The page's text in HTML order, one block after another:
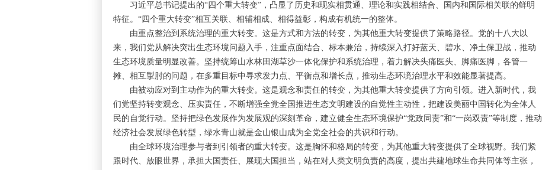
习近平总书记提出的“四个重大转变”，凸显了历史和现实相贯通、理论和实践相结合、国内和国际相关联的鲜明
特征。“四个重大转变”相互关联、相辅相成、相得益彰，构成有机统一的整体。
由重点整治到系统治理的重大转变。这是方式和方法的转变，为其他重大转变提供了策略路径。党的十八大以
来，我们党从解决突出生态环境问题入手，注重点面结合、标本兼治，持续深入打好蓝天、碧水、净土保卫战，推动
生态环境质量明显改善。坚持统筹山水林田湖草沙一体化保护和系统治理，着力解决头痛医头、脚痛医脚，各管一
摊、相互掣肘的问题，在多重目标中寻求发力点、平衡点和增长点，推动生态环境治理水平和效能显著提高。
由被动应对到主动作为的重大转变。这是观念和责任的转变，为其他重大转变提供了方向引领。进入新时代，我
们党坚持转变观念、压实责任，不断增强全党全国推进生态文明建设的自觉性主动性，把建设美丽中国转化为全体人
民的自觉行动。坚持把绿色发展作为发展观的深刻革命，建立健全生态环境保护“党政同责”和“一岗双责”等制度，推动
经济社会发展绿色转型，绿水青山就是金山银山成为全党全社会的共识和行动。
由全球环境治理参与者到引领者的重大转变。这是胸怀和格局的转变，为其他重大转变提供了全球视野。我们紧
跟时代、放眼世界，承担大国责任、展现大国担当，站在对人类文明负责的高度，提出共建地球生命共同体等主张，